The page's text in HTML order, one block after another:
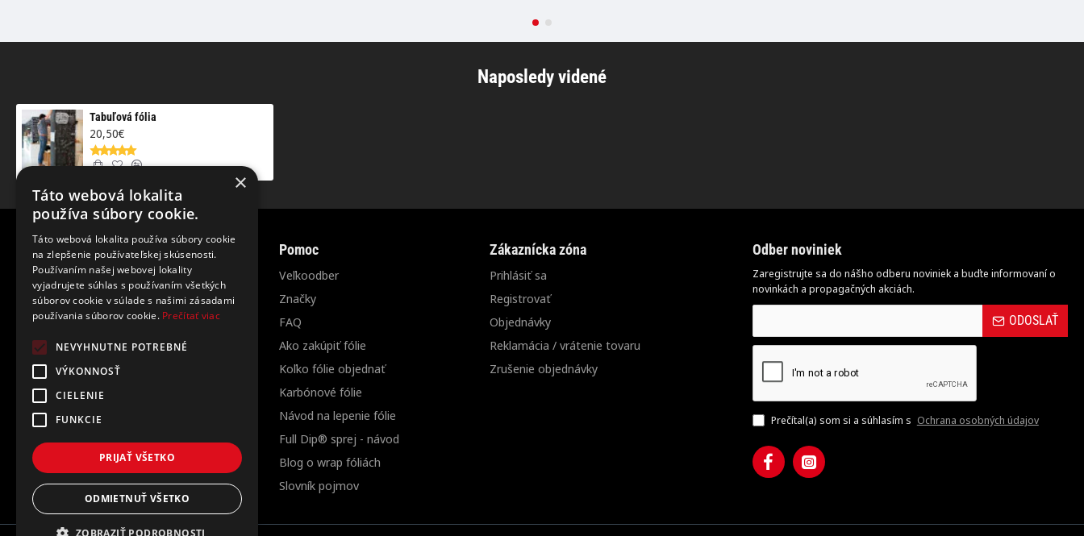
Naposledy videné
Tabuľová fólia
20,50€
Informácie
O nás
Kontakt
Doprava a platba
Obchodné podmienky
Ochrana osobných údajov
Cookies
Pomoc
Veľkoodber
Značky
FAQ
Ako zakúpiť fólie
Koľko fólie objednať
Karbónové fólie
Návod na lepenie fólie
Full Dip® sprej - návod
Blog o wrap fóliách
Slovník pojmov
Zákaznícka zóna
Prihlásiť sa
Registrovať
Objednávky
Reklamácia / vrátenie tovaru
Zrušenie objednávky
Odber noviniek
Zaregistrujte sa do nášho odberu noviniek a buďte informovaní o
novinkách a propagačných akciách.
ODOSLAŤ
Prečítal(a) som si a súhlasím s Ochrana osobných údajov
×
Táto webová lokalita
používa súbory cookie.
Táto webová lokalita používa súbory cookie
na zlepšenie používateľskej skúsenosti.
Používaním našej webovej lokality
vyjadrujete súhlas s používaním všetkých
súborov cookie v súlade s našimi zásadami
používania súborov cookie. Prečítať viac
NEVYHNUTNE POTREBNÉ
VÝKONNOSŤ
CIELENIE
FUNKCIE
PRIJAŤ VŠETKO
ODMIETNUŤ VŠETKO
ZOBRAZIŤ PODROBNOSTI